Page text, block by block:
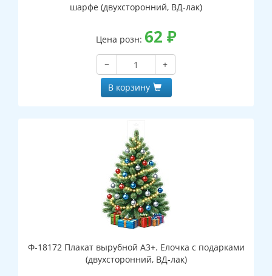
шарфе (двухсторонний, ВД-лак)
Цена розн: 62 ₽
−
+
В корзину
Ф-18172 Плакат вырубной А3+. Елочка с подарками
(двухсторонний, ВД-лак)